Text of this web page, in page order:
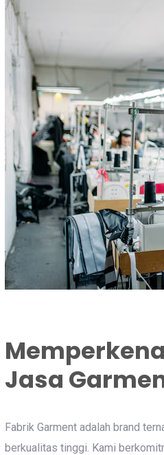
Jasa
Fabrik Garment adalah brand
berkualitas tinggi. Kami